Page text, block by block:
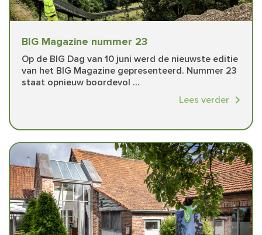
BIG Magazine nummer 23
Op de BIG Dag van 10 juni werd de nieuwste editie
van het BIG Magazine gepresenteerd. Nummer 23
staat opnieuw boordevol ...
Lees verder